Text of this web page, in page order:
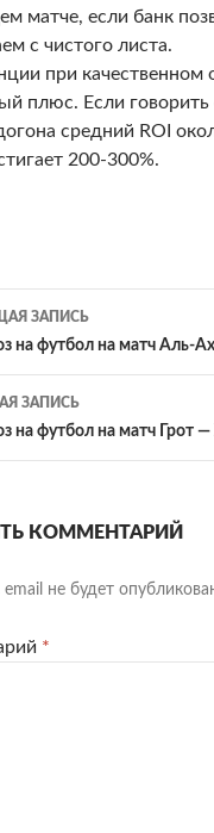
матче, если банк
с чистого листа.
при качественном
плюс. Если
средний ROI
200-300%.
ЗАПИСЬ
на футбол на матч Аль-
ЗАПИСЬ
на футбол на матч Грот
КОММЕНТАРИЙ
не будет
*